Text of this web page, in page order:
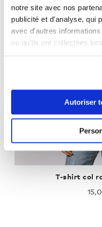
notre site avec nos
publicité et d'analyse, qui
avec d'autres
ou qu'ils ont collectées
Autoriser
T-shirt col